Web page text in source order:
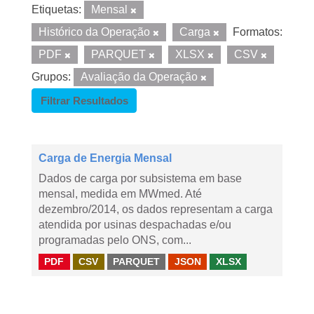
Etiquetas:
Mensal
Histórico da Operação
Carga
Formatos:
PDF
PARQUET XLSX
CSV
Grupos:
Avaliação da Operação
Filtrar Resultados
Carga de Energia Mensal
Dados de carga por subsistema em base
mensal, medida em MWmed. Até
dezembro/2014, os dados representam a carga
atendida por usinas despachadas e/ou
programadas pelo ONS, com...
PDF CSV PARQUET JSON XLSX